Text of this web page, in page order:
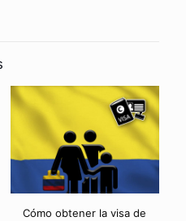
Cómo obtener la visa de